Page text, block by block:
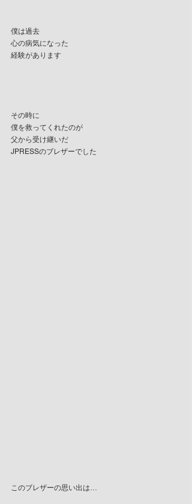
僕は過去
心の病気になった
経験があります
その時に
僕を救ってくれたのが
父から受け継いだ
JPRESSのブレザーでした
このブレザーの思い出は…